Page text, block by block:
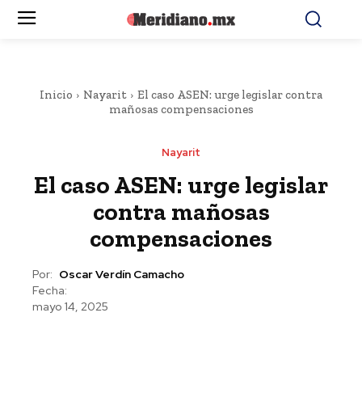
Inicio Nayarit
El caso ASEN: urge legislar contra
mañosas compensaciones
Nayarit
El caso ASEN: urge legislar
contra mañosas
compensaciones
Por: Oscar Verdín Camacho
Fecha:
mayo 14, 2025